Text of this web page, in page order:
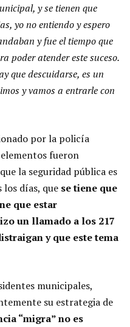
y se tienen que
yo no entiendo y espero
y fue el tiempo que
poder atender este suceso.
que descuidarse, es un
y vamos a entrarle con
por la policía
fueron
la seguridad pública es
días, que se tiene que
que estar
un llamado a los 217
y que este tema
municipales,
su estrategia de
“migra” no es